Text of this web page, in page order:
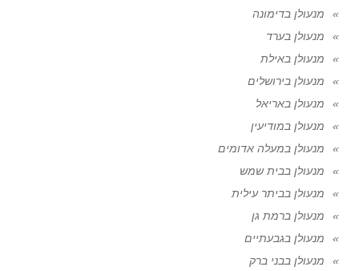
מנעולן בדימונה
מנעולן בערד
מנעולן באילת
מנעולן בירושלים
מנעולן באריאל
מנעולן במודיעין
מנעולן במעלה אדומים
מנעולן בבית שמש
מנעולן בביתר עילית
מנעולן ברמת גן
מנעולן בגבעתיים
מנעולן בבני ברק